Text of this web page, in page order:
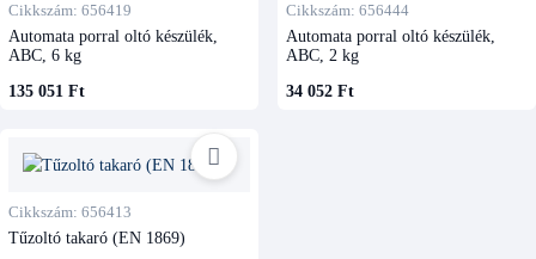
Cikkszám: 656419
Automata porral oltó készülék,
ABC, 6 kg
135 051 Ft
Cikkszám: 656444
Automata porral oltó készülék,
ABC, 2 kg
34 052 Ft
Cikkszám: 656413
Tűzoltó takaró (EN 1869)